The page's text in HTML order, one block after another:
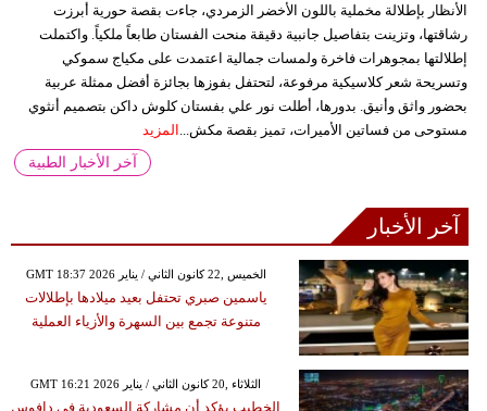
الأنظار بإطلالة مخملية باللون الأخضر الزمردي، جاءت بقصة حورية أبرزت
رشاقتها، وتزينت بتفاصيل جانبية دقيقة منحت الفستان طابعاً ملكياً. واكتملت
إطلالتها بمجوهرات فاخرة ولمسات جمالية اعتمدت على مكياج سموكي
وتسريحة شعر كلاسيكية مرفوعة، لتحتفل بفوزها بجائزة أفضل ممثلة عربية
بحضور واثق وأنيق. بدورها، أطلت نور علي بفستان كلوش داكن بتصميم أنثوي
مستوحى من فساتين الأميرات، تميز بقصة مكش... المزيد
آخر الأخبار الطبية
آخر الأخبار
GMT 18:37 2026 الخميس ,22 كانون الثاني / يناير
ياسمين صبري تحتفل بعيد ميلادها بإطلالات
متنوعة تجمع بين السهرة والأزياء العملية
GMT 16:21 2026 الثلاثاء ,20 كانون الثاني / يناير
الخطيب يؤكد أن مشاركة السعودية في دافوس